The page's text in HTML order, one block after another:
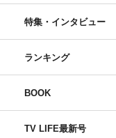
特集・インタビュー
ランキング
BOOK
TV LIFE最新号